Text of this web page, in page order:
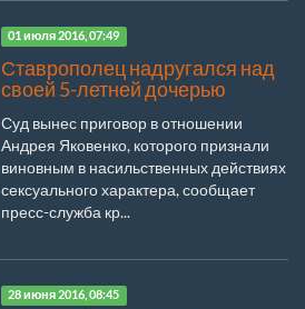
01 июля 2016, 07:49
Ставрополец надругался над
своей 5-летней дочерью
Суд вынес приговор в отношении
Андрея Яковенко, которого признали
виновным в насильственных действиях
сексуального характера, сообщает
пресс-служба кр...
28 июня 2016, 08:45